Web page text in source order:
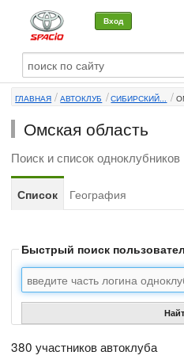
Вход
О машине
Автоклуб
Форумы
Сервисы и услуги
ГЛАВНАЯ АВТОКЛУБ СИБИРСКИЙ...
Омская область
Поиск и список одноклубников
Список География
Быстрый поиск
380 участников автоклуба